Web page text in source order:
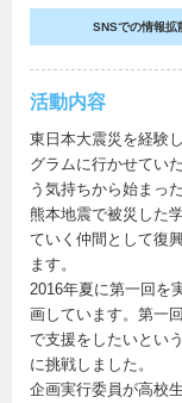
SNSでの情報拡
活動内容
東日本大震災を経験
グラムに行かせてい
う気持ちから始まっ
熊本地震で被災した
ていく仲間として復
ます。
2016年夏に第一回を
画しています。第一
で支援をしたいとい
に挑戦しました。
企画実行委員が高校